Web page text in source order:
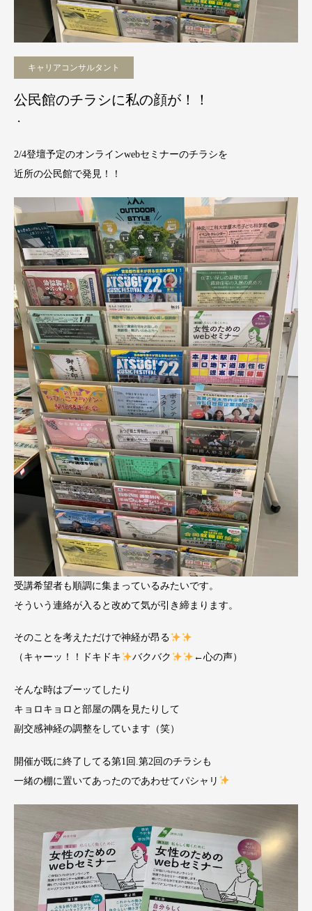
キャリアコンサルタント
公民館のチラシに私の顔が！！
・
2/4登壇予定のオンラインwebセミナーのチラシを
近所の公民館で発見！！
受講希望者も順調に集まっているみたいです。
そういう連絡が入ると改めて気が引き締まります。
そのことを考えただけで神経が昂る
（キャーッ！！ドキドキ
バクバク ←心の声）
そんな時はブーッてしたり
キョロキョロと部屋の隅を見たりして
副交感神経の調整をしています（笑）
開催が既に終了してる第1回.第2回のチラシも
一緒の棚に置いてあったのであわせてパシャリ